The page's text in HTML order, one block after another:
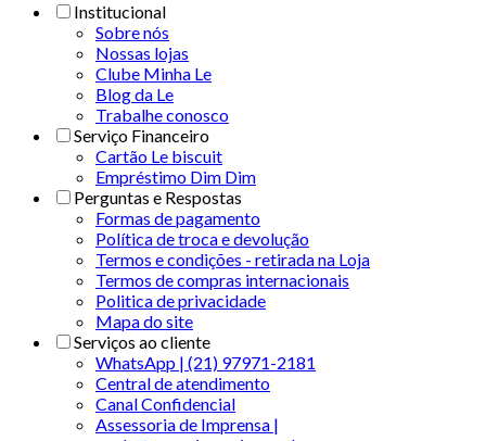
Institucional
Sobre nós
Nossas lojas
Clube Minha Le
Blog da Le
Trabalhe conosco
Serviço Financeiro
Cartão Le biscuit
Empréstimo Dim Dim
Perguntas e Respostas
Formas de pagamento
Política de troca e devolução
Termos e condições - retirada na Loja
Termos de compras internacionais
Politica de privacidade
Mapa do site
Serviços ao cliente
WhatsApp | (21) 97971-2181
Central de atendimento
Canal Confidencial
Assessoria de Imprensa |